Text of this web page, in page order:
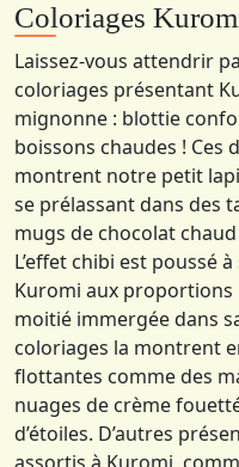
Coloriages
Laissez-vous attendrir
coloriages présentant
mignonne : blottie
boissons chaudes ! Ces
montrent notre petit
se prélassant dans des
mugs de chocolat
L’effet chibi est poussé
Kuromi aux
moitié immergée dans
coloriages la montrent
flottantes comme des
nuages de crème
d’étoiles. D’autres